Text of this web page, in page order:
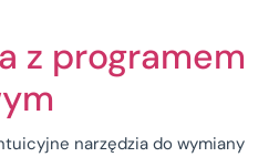
z programem
narzędzia do wymiany